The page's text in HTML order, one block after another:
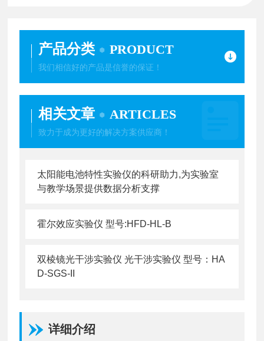
产品分类 PRODUCT
我们相信好的产品是信誉的保证！
相关文章 ARTICLES
致力于成为更好的解决方案供应商！
太阳能电池特性实验仪的科研助力,为实验室
与教学场景提供数据分析支撑
霍尔效应实验仪 型号:HFD-HL-B
双棱镜光干涉实验仪 光干涉实验仪 型号：HA
D-SGS-II
详细介绍